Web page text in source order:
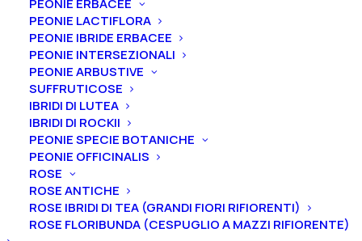
PEONIE ERBACEE
PEONIE LACTIFLORA
PEONIE IBRIDE ERBACEE
PEONIE INTERSEZIONALI
PEONIE ARBUSTIVE
SUFFRUTICOSE
IBRIDI DI LUTEA
IBRIDI DI ROCKII
PEONIE SPECIE BOTANICHE
PEONIE OFFICINALIS
ROSE
ROSE ANTICHE
ROSE IBRIDI DI TEA (GRANDI FIORI RIFIORENTI)
ROSE FLORIBUNDA (CESPUGLIO A MAZZI RIFIORENTE)
Home Iris Iris germanica
Iris barbata alta (TB)
Iris germanica “Heart Racer”